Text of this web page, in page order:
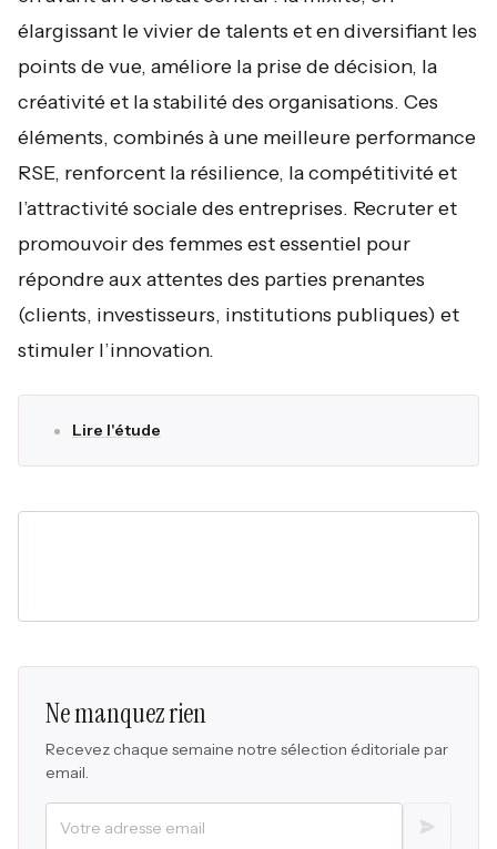
élargissant le vivier de talents et en diversifiant les
points de vue, améliore la prise de décision, la
créativité et la stabilité des organisations. Ces
éléments, combinés à une meilleure performance
RSE, renforcent la résilience, la compétitivité et
l’attractivité sociale des entreprises. Recruter et
promouvoir des femmes est essentiel pour
répondre aux attentes des parties prenantes
(clients, investisseurs, institutions publiques) et
stimuler l’innovation.
Lire l'étude
Ne manquez rien
Recevez chaque semaine notre sélection éditoriale par
email.